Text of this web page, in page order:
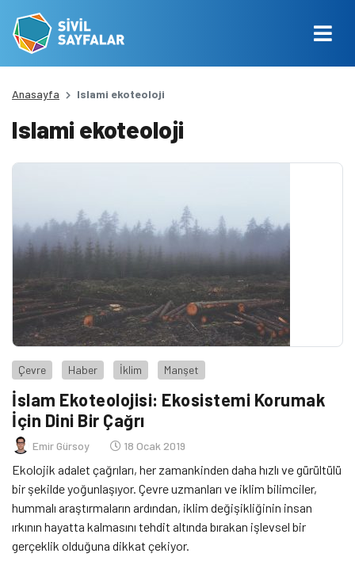
Anasayfa Islami ekoteoloji
Islami ekoteoloji
Çevre Haber İklim Manşet
İslam Ekoteolojisi: Ekosistemi Korumak
İçin Dini Bir Çağrı
Emir Gürsoy 18 Ocak 2019
Ekolojik adalet çağrıları, her zamankinden daha hızlı ve gürültülü
bir şekilde yoğunlaşıyor. Çevre uzmanları ve iklim bilimciler,
hummalı araştırmaların ardından, iklim değişikliğinin insan
ırkının hayatta kalmasını tehdit altında bırakan işlevsel bir
gerçeklik olduğuna dikkat çekiyor.